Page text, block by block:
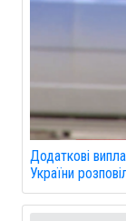
Додаткові
України